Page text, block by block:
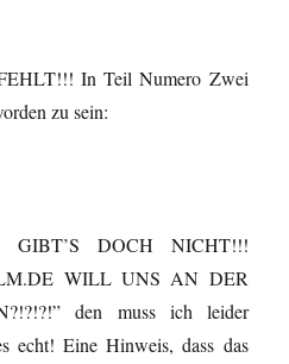
In Teil Numero Zwei
zu sein:
GIBT’S DOCH NICHT!!!
WILL UNS AN DER
den muss ich leider
echt! Eine Hinweis, dass das